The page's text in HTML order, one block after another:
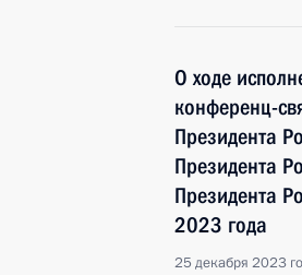
О ходе
конференц-
Президента
Президента
Президента
2023 года
25 декабря 2023